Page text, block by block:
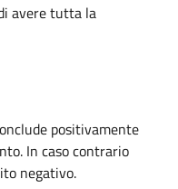
avere tutta la
positivamente
In caso contrario
negativo.